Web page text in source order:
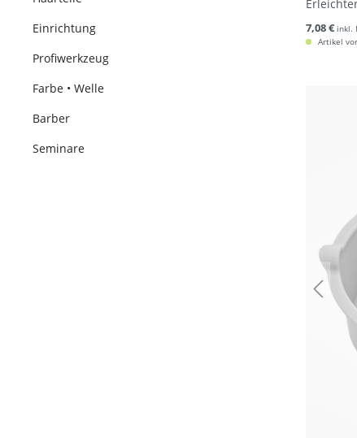
Einrichtung
Profiwerkzeug
Farbe • Welle
Barber
Seminare
7,08 € inkl.
Artikel